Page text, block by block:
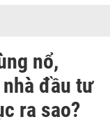
nổ,
đầu tư
ra sao?